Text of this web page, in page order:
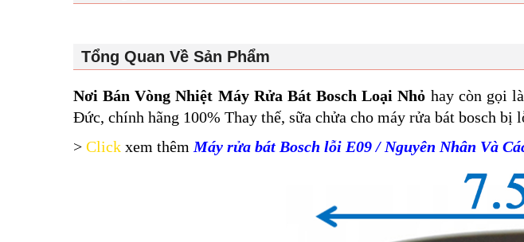
Tổng Quan Về Sản Phẩm
Nơi Bán Vòng Nhiệt Máy Rửa Bát Bosch Loại Nhỏ hay còn gọi
Đức, chính hãng 100% Thay thế, sữa chửa cho máy rửa bát bosch bị
> Click xem thêm Máy rửa bát Bosch lỗi E09 / Nguyên Nhân Và